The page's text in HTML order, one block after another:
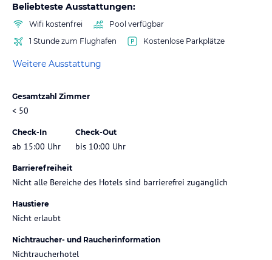
Beliebteste Ausstattungen:
Wifi kostenfrei
Pool verfügbar
1 Stunde zum Flughafen
Kostenlose Parkplätze
Weitere Ausstattung
Gesamtzahl Zimmer
< 50
Check-In
ab 15:00 Uhr
Check-Out
bis 10:00 Uhr
Barrierefreiheit
Nicht alle Bereiche des Hotels sind barrierefrei zugänglich
Haustiere
Nicht erlaubt
Nichtraucher- und Raucherinformation
Nichtraucherhotel